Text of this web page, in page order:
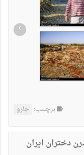
›
برچسب: جارو
دختران ایران